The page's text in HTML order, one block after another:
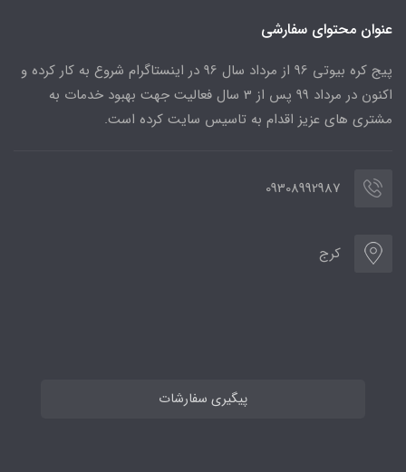
عنوان محتوای سفارشی
پیج کره بیوتی 96 از مرداد سال 96 در اینستاگرام شروع به کار کرده و
اکنون در مرداد 99 پس از 3 سال فعالیت جهت بهبود خدمات به
مشتری های عزیز اقدام به تاسیس سایت کرده است.
09308992987
کرج
پیگیری سفارشات